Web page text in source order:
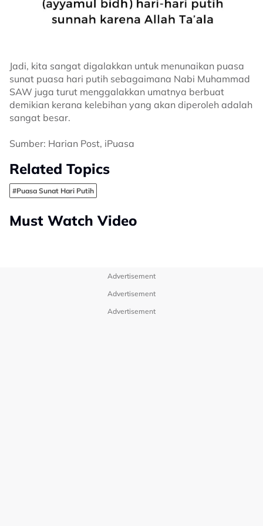
Jadi, kita sangat digalakkan untuk menunaikan puasa
sunat puasa hari putih sebagaimana Nabi Muhammad
SAW juga turut menggalakkan umatnya berbuat
demikian kerana kelebihan yang akan diperoleh adalah
sangat besar.
Sumber: Harian Post, iPuasa
Related Topics
#Puasa Sunat Hari Putih
Must Watch Video
Advertisement
Advertisement
Advertisement